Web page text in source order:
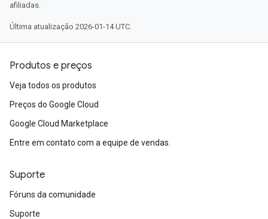
afiliadas.
Última atualização 2026-01-14 UTC.
Produtos e preços
Veja todos os produtos
Preços do Google Cloud
Google Cloud Marketplace
Entre em contato com a equipe de vendas.
Suporte
Fóruns da comunidade
Suporte